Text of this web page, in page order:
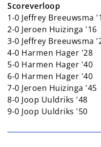
Scoreverloop
1-0 Jeffrey Breeuwsma
2-0 Jeroen Huizinga '16
3-0 Jeffrey Breeuwsma
4-0 Harmen Hager '28
5-0 Harmen Hager '40
6-0 Harmen Hager '40
7-0 Jeroen Huizinga '45
8-0 Joop Uuldriks '48
9-0 Joop Uuldriks '50